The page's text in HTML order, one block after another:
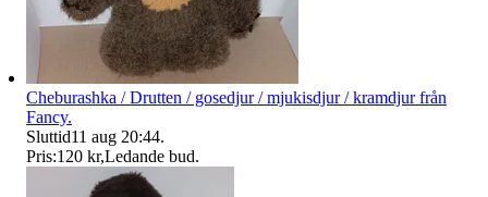
Cheburashka / Drutten / gosedjur / mjukisdjur / kramdjur från
Fancy.
Sluttid11 aug 20:44.
Pris:120 kr,Ledande bud.